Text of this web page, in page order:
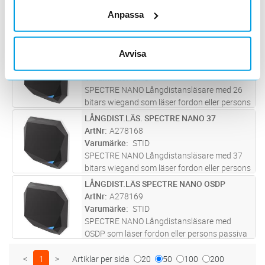
Anpassa
Avvisa
Varumärke STID
UHF brickor på upp till 13 meters avstånd . 4
antenner kan kopplas till en läsare och varje
stort spann i temperatur...läs mer
Lägg i kundvagn
LÅNGDIST.LÄS. SPECTRE NANO 26
Varumärke STID
SPECTRE NANO Långdistansläsare med 26
bitars wiegand som läser fordon eller persons
passiva UHF taggar ( teletag ) på upp till 6
meters håll. Samtidigt läses STid Mobile ID
virtuella kort på upp till
ST Lägg i kundvagn
LÅNGDIST.LÄS. SPECTRE NANO 37
ArtNr A278168
Varumärke
STID
SPECTRE NANO Långdistansläsare med 37
bitars wiegand som läser fordon eller persons
passiva UHF taggar ( teletag ) på upp till 6
meters håll. Samtidigt läses STid Mobile ID
virtuella kort på upp till
ST Lägg i kundvagn
LÅNGDIST.LÄS SPECTRE NANO OSDP
ArtNr A278169
Varumärke
STID
SPECTRE NANO Långdistansläsare med
OSDP som läser fordon eller persons passiva
Samtidigt läses STid Mobile ID virtuella kort på
< 1 > Artiklar per sida 20 50 100 200